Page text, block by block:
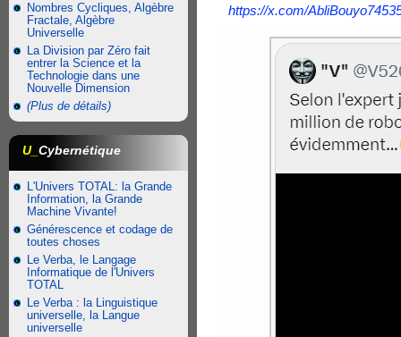
Nombres Cycliques, Algèbre
Fractale, Algèbre
Universelle
La Division par Zéro fait
entrer la Science et la
Technologie dans une
Nouvelle Dimension
(Plus de détails)
U_ Cybernétique
L'Univers TOTAL: la Grande
Information, la Grande
Machine Vivante!
Générescence et codage de
toutes choses
Le Verba, le Langage
Informatique de l'Univers
TOTAL
Le Verba : la Linguistique
universelle, la Langue
universelle
https://x.com/